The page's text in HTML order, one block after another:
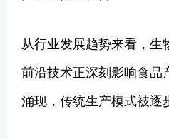
从行业发展趋势来看，
前沿技术正深刻影响食品
涌现，传统生产模式被逐